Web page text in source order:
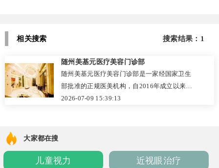
相关搜索 搜索结果：1
随州美基元医疗美容门诊部
随州美基元医疗美容门诊部是一家经国家卫生
部批准的正规医美机构，自2016年成立以来，
凭借扎实的医疗背景和人性化服务赢得口碑。
领衔，擅长自然和谐的东方审美。收费透明，
2026-07-09 15:39:13
大家都在搜
儿童视力 近视眼治疗